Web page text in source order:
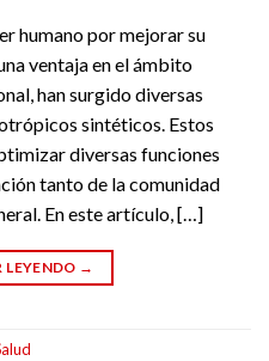
humano por mejorar su
ventaja en el ámbito
han surgido diversas
sintéticos. Estos
diversas funciones
tanto de la comunidad
En este artículo, […]
→